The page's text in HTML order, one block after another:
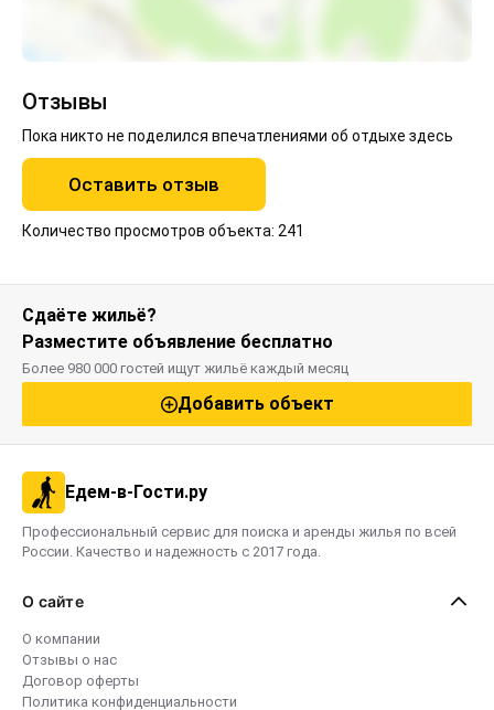
Отзывы
Пока никто не поделился впечатлениями об отдыхе здесь
Оставить отзыв
Количество просмотров объекта: 241
Сдаёте жильё?
Разместите объявление бесплатно
Более 980 000 гостей ищут жильё каждый месяц
Добавить объект
Едем-в-Гости.ру
Профессиональный сервис для поиска и аренды жилья по всей
России. Качество и надежность с 2017 года.
О сайте
О компании
Отзывы о нас
Договор оферты
Политика конфиденциальности